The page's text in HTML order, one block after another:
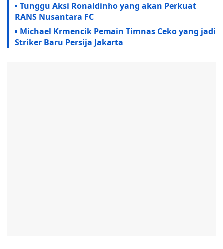
Tunggu Aksi Ronaldinho yang akan Perkuat
RANS Nusantara FC
Michael Krmencik Pemain Timnas Ceko yang jadi
Striker Baru Persija Jakarta